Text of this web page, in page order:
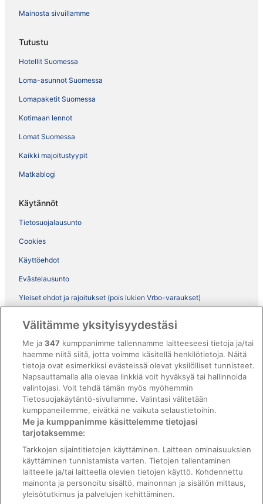
Mainosta sivuillamme
Tutustu
Hotellit Suomessa
Loma-asunnot Suomessa
Lomapaketit Suomessa
Kotimaan lennot
Lomat Suomessa
Kaikki majoitustyypit
Matkablogi
Käytännöt
Tietosuojalausunto
Cookies
Käyttöehdot
Evästelausunto
Yleiset ehdot ja rajoitukset (pois lukien Vrbo-varaukset)
ebookers BONUS+ -ohjelman ehdot
Oikeudelliset tiedot / ota meihin yhteyttä
Sisältövaatimukset ja ilmoituksen tekeminen sisällöstä
Tuki
Ota yhteyttä
Varauksen muuttaminen tai peruuttaminen
Varaa lento lentoyhtiön hyvityskupongeilla
Hyvityksen hakeminen ja aikarajat
Välitämme yksityisyydestäsi
Me ja347 kumppanimme tallennamme laitteeseesi tietoja ja/tai
haemme niitä siitä, jotta voimme käsitellä henkilötietoja. Näitä
tietoja ovat esimerkiksi evästeissä olevat yksilölliset tunnisteet.
Napsauttamalla alla olevaa linkkiä voit hyväksyä tai hallinnoida
valintojasi. Voit tehdä tämän myös myöhemmin
Tietosuojakäytäntö-sivullamme. Valintasi välitetään
kumppaneillemme, eivätkä ne vaikuta selaustietoihin.
Me ja kumppanimme käsittelemme tietojasi
tarjotaksemme:
Tarkkojen sijaintitietojen käyttäminen. Laitteen ominaisuuksien
käyttäminen tunnistamista varten. Tietojen tallentaminen
laitteelle ja/tai laitteella olevien tietojen käyttö. Kohdennettu
mainonta ja personoitu sisältö, mainonnan ja sisällön mittaus,
yleisötutkimus ja palvelujen kehittäminen.